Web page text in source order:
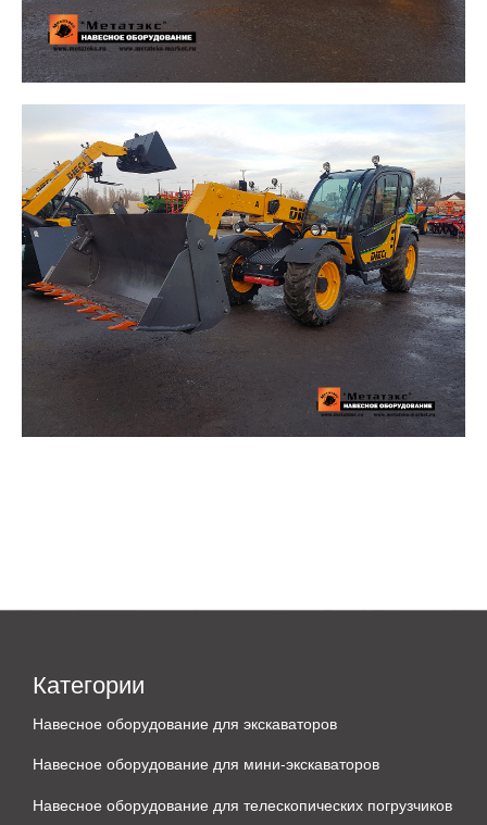
Категории
Навесное оборудование для экскаваторов
Навесное оборудование для мини-экскаваторов
Навесное оборудование для телескопических погрузчиков